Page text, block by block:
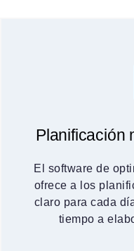
Planificación
El software de
ofrece a los
claro para cada
tiempo a